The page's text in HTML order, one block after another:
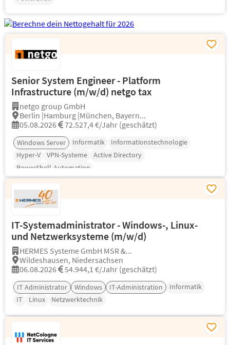
Senior System Engineer - Platform
Infrastructure (m/w/d) netgo tax
netgo group GmbH
Berlin |Hamburg |München, Bayern...
05.08.2026
72.527,4 €/Jahr (geschätzt)
Windows Server Informatik
Informationstechnologie
Hyper-V
VPN-Systeme
Active Directory
PowerShell-Automation
IT-Systemadministrator - Windows-, Linux-
und Netzwerksysteme (m/w/d)
HERMES Systeme GmbH MSR &...
Wildeshausen, Niedersachsen
06.08.2026
54.944,1 €/Jahr (geschätzt)
IT Administrator Windows IT-Administration
Informatik
IT
Linux Netzwerktechnik